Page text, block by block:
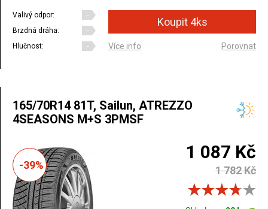
Valivý odpor:
-
Brzdná dráha:
-
Hlučnost:
- Více info Porovnat
165/70R14 81T, Sailun, ATREZZO
4SEASONS M+S 3PMSF
-39%
1 087 Kč
1 782 Kč